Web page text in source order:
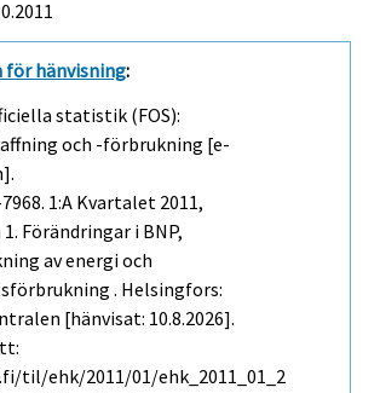
hänvisning:
statistik (FOS):
och -förbrukning [e-
1:a Kvartalet 2011,
Förändringar i BNP,
av energi och
. Helsingfors:
[hänvisat: 10.8.2026].
til/ehk/2011/01/ehk_2011_01_2